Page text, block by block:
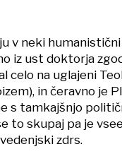
v neki
iz ust doktorja
celo na uglajeni
in čeravno je
s tamkajšnjo
to skupaj pa je
zdrs.